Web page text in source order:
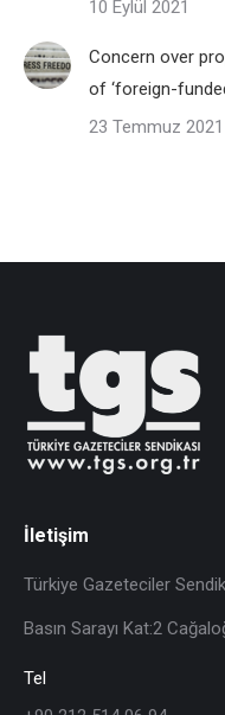
10 Eylül 2021
Concern over
of ‘foreign-
23 Temmuz 2021
İletişim
Türkiye Gazeteciler
Basın Sarayı Kat:2
Tel